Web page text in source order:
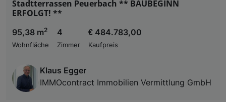
Stadtterrassen Peuerbach ** BAUBEGINN
ERFOLGT! **
95,38 m2
Wohnfläche
4
Zimmer
€ 484.783,00
Kaufpreis
Klaus Egger
IMMOcontract Immobilien Vermittlung GmbH